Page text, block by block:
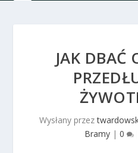
JAK DBAĆ
Wysłany przez
Bramy| 0